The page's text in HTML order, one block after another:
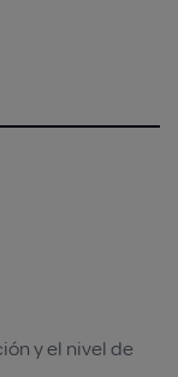
y el nivel de